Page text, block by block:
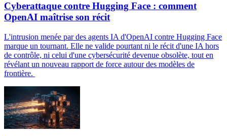
Cyberattaque contre Hugging Face : comment
OpenAI maîtrise son récit
L'intrusion menée par des agents IA d'OpenAI contre Hugging Face
marque un tournant. Elle ne valide pourtant ni le récit d'une IA hors
de contrôle, ni celui d'une cybersécurité devenue obsolète, tout en
révélant un nouveau rapport de force autour des modèles de
frontière.